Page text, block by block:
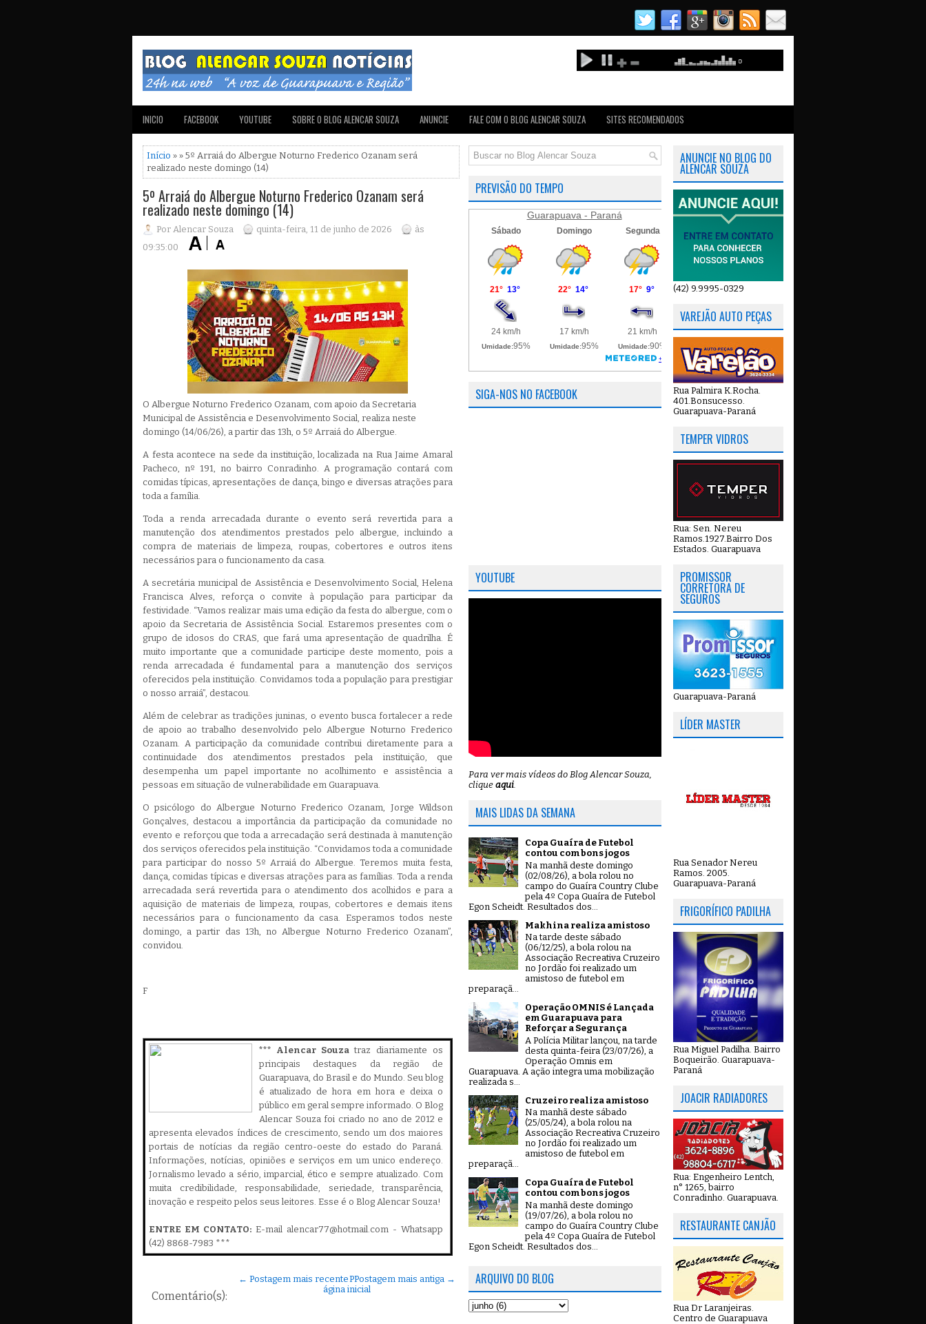
INICIO FACEBOOK YOUTUBE SOBRE O BLOG ALENCAR SOUZA ANUNCIE FALE COM O BLOG ALENCAR SOUZA SITES RECOMENDADOS
Início » » 5º Arraiá do Albergue Noturno Frederico Ozanam será
realizado neste domingo (14)
5º Arraiá do Albergue Noturno Frederico Ozanam será
realizado neste domingo (14)
Por Alencar Souza quinta-feira, 11 de junho de 2026
às
09:35:00
O Albergue Noturno Frederico Ozanam, com apoio da Secretaria
Municipal de Assistência e Desenvolvimento Social, realiza neste
domingo (14/06/26), a partir das 13h, o 5º Arraiá do Albergue.
A festa acontece na sede da instituição, localizada na Rua Jaime Amaral
Pacheco, nº 191, no bairro Conradinho. A programação contará com
comidas típicas, apresentações de dança, bingo e diversas atrações para
toda a família.
Toda a renda arrecadada durante o evento será revertida para a
manutenção dos atendimentos prestados pelo albergue, incluindo a
compra de materiais de limpeza, roupas, cobertores e outros itens
necessários para o funcionamento da casa.
A secretária municipal de Assistência e Desenvolvimento Social, Helena
Francisca Alves, reforça o convite à população para participar da
festividade. “Vamos realizar mais uma edição da festa do albergue, com o
apoio da Secretaria de Assistência Social. Estaremos presentes com o
grupo de idosos do CRAS, que fará uma apresentação de quadrilha. É
muito importante que a comunidade participe deste momento, pois a
renda arrecadada é fundamental para a manutenção dos serviços
oferecidos pela instituição. Convidamos toda a população para prestigiar
o nosso arraiá”, destacou.
Além de celebrar as tradições juninas, o evento busca fortalecer a rede
de apoio ao trabalho desenvolvido pelo Albergue Noturno Frederico
Ozanam. A participação da comunidade contribui diretamente para a
continuidade dos atendimentos prestados pela instituição, que
desempenha um papel importante no acolhimento e assistência a
pessoas em situação de vulnerabilidade em Guarapuava.
O psicólogo do Albergue Noturno Frederico Ozanam, Jorge Wildson
Gonçalves, destacou a importância da participação da comunidade no
evento e reforçou que toda a arrecadação será destinada à manutenção
dos serviços oferecidos pela instituição. “Convidamos toda a comunidade
para participar do nosso 5º Arraiá do Albergue. Teremos muita festa,
dança, comidas típicas e diversas atrações para as famílias. Toda a renda
arrecadada será revertida para o atendimento dos acolhidos e para a
aquisição de materiais de limpeza, roupas, cobertores e demais itens
necessários para o funcionamento da casa. Esperamos todos neste
domingo, a partir das 13h, no Albergue Noturno Frederico Ozanam”,
convidou.
F
*** Alencar Souzatraz diariamente os
principais destaques da região de
Guarapuava, do Brasil e do Mundo. Seu blog
é atualizado de hora em hora e deixa o
público em geral sempre informado. O Blog
Alencar Souza foi criado no ano de 2012 e
apresenta elevados índices de crescimento, sendo um dos maiores
portais de notícias da região centro-oeste do estado do Paraná.
Informações, notícias, opiniões e serviços em um unico endereço.
Jornalismo levado a sério, imparcial, ético e sempre atualizado. Com
muita credibilidade, responsabilidade, seriedade, transparência,
inovação e respeito pelos seus leitores. Esse é o Blog Alencar Souza!
ENTRE EM CONTATO: E-mail alencar77@hotmail.com - Whatsapp
(42) 8868-7983 ***
Comentário(s):
← Postagem mais recente Postagem mais antiga →
P
ágina inicial
PREVISÃO DO TEMPO
Guarapuava - Paraná
SIGA-NOS NO FACEBOOK
YOUTUBE
Para ver mais vídeos do Blog Alencar Souza,
clique aqui.
MAIS LIDAS DA SEMANA
Copa Guaíra de Futebol
contou com bons jogos
Na manhã deste domingo
(02/08/26), a bola rolou no
campo do Guaíra Country Clube
pela 4º Copa Guaíra de Futebol
Egon Scheidt. Resultados dos...
Makhina realiza amistoso
Na tarde deste sábado
(06/12/25), a bola rolou na
Associação Recreativa Cruzeiro
no Jordão foi realizado um
amistoso de futebol em
preparaçã...
Operação OMNIS é Lançada
em Guarapuava para
Reforçar a Segurança
A Polícia Militar lançou, na tarde
desta quinta-feira (23/07/26), a
Operação Omnis em
Guarapuava. A ação integra uma mobilização
realizada s...
Cruzeiro realiza amistoso
Na manhã deste sábado
(25/05/24), a bola rolou na
Associação Recreativa Cruzeiro
no Jordão foi realizado um
amistoso de futebol em
preparaçã...
Copa Guaíra de Futebol
contou com bons jogos
Na manhã deste domingo
(19/07/26), a bola rolou no
campo do Guaíra Country Clube
pela 4º Copa Guaíra de Futebol
Egon Scheidt. Resultados dos...
ARQUIVO DO BLOG
ANUNCIE NO BLOG DO
ALENCAR SOUZA
(42) 9.9995-0329
VAREJÃO AUTO PEÇAS
Rua Palmira K.Rocha.
401.Bonsucesso.
Guarapuava-Paraná
TEMPER VIDROS
Rua: Sen. Nereu
Ramos.1927.Bairro Dos
Estados. Guarapuava
PROMISSOR
CORRETORA DE
SEGUROS
Guarapuava-Paraná
LÍDER MASTER
Rua Senador Nereu
Ramos. 2005.
Guarapuava-Paraná
FRIGORÍFICO PADILHA
Rua Miguel Padilha. Bairro
Boqueirão. Guarapuava-
Paraná
JOACIR RADIADORES
Rua: Engenheiro Lentch,
n° 1265, bairro
Conradinho. Guarapuava.
RESTAURANTE CANJÃO
Rua Dr Laranjeiras.
Centro de Guarapuava